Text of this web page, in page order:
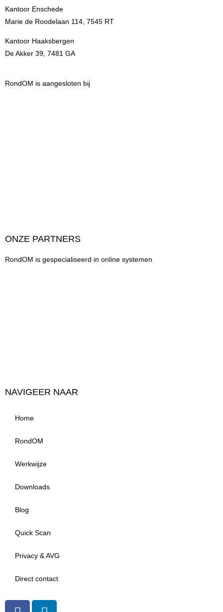
Kantoor Enschede
Marie de Roodelaan 114, 7545 RT
Kantoor Haaksbergen
De Akker 39, 7481 GA
RondOM is aangesloten bij
ONZE PARTNERS
RondOM is gespecialiseerd in online systemen
NAVIGEER NAAR
Home
RondOM
Werkwijze
Downloads
Blog
Quick Scan
Privacy & AVG
Direct contact